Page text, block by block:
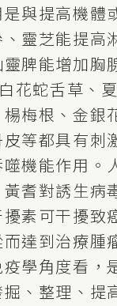
與提高機體
靈芝能提高
脾能增加胸
花蛇舌草、
梅根、金銀
等都具有刺
機能作用。
耆對誘生病
素可干擾致
達到治療腫
學角度看，
、整理、提